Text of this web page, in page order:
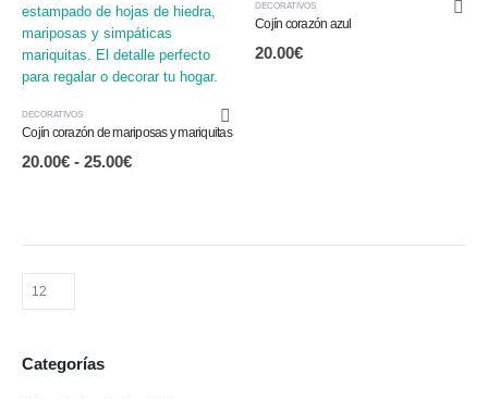
DECORATIVOS
Cojín corazón de mariposas y mariquitas
20.00€ - 25.00€
DECORATIVOS
Cojín corazón azul
20.00€
Categorías